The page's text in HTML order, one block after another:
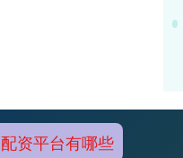
配资平台有哪些